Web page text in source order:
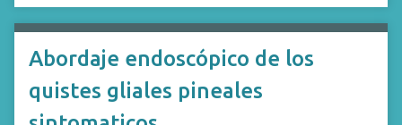
Abordaje endoscópico de los
quistes gliales pineales